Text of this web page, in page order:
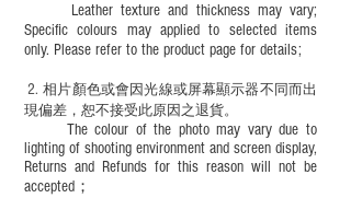
Leather texture and thickness may vary;
Specific colours may applied to selected items
only. Please refer to the product page for details;
​2.相片顏色或會因光線或屏幕顯示器不同而出
現偏差，恕不接受此原因之退貨。
The colour of the photo may vary due to
lighting of shooting environment and screen display,
Returns and Refunds for this reason will not be
accepted；